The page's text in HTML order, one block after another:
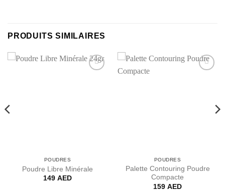
PRODUITS SIMILAIRES
POUDRES
Poudre Libre Minérale
149 AED
POUDRES
Palette Contouring Poudre
Compacte
159 AED